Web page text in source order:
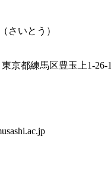
さいとう）
京都練馬区豊玉上1-26-1